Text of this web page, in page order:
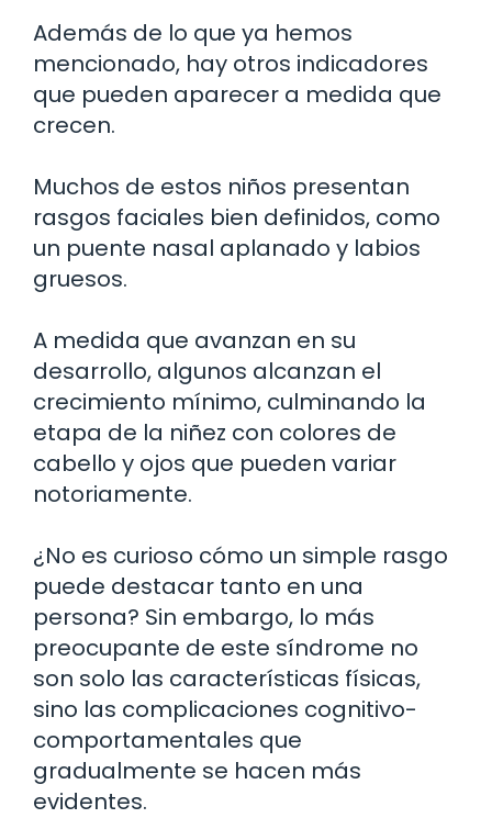
Además de lo que ya hemos
mencionado, hay otros indicadores
que pueden aparecer a medida que
crecen.
Muchos de estos niños presentan
rasgos faciales bien definidos, como
un puente nasal aplanado y labios
gruesos.
A medida que avanzan en su
desarrollo, algunos alcanzan el
crecimiento mínimo, culminando la
etapa de la niñez con colores de
cabello y ojos que pueden variar
notoriamente.
¿No es curioso cómo un simple rasgo
puede destacar tanto en una
persona? Sin embargo, lo más
preocupante de este síndrome no
son solo las características físicas,
sino las complicaciones cognitivo-
comportamentales que
gradualmente se hacen más
evidentes.